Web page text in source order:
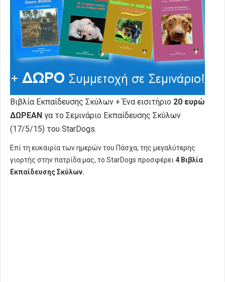
Βιβλία Εκπαίδευσης Σκύλων + Ένα εισιτήριο 20 ευρώ
ΔΩΡΕΑΝ γα το Σεμινάριο Εκπαίδευσης Σκύλων
(17/5/15) του StarDogs.
Επί τη ευκαιρία των ημερών του Πάσχα, της μεγαλύτερης
γιορτής στην πατρίδα μας, το StarDogs προσφέρει 4 Βιβλία
Εκπαίδευσης Σκύλων.